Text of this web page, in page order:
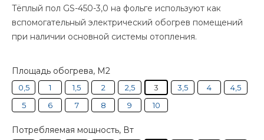
Тёплый пол GS-450-3,0 на фольге используют как
вспомогательный электрический обогрев помещений
при наличии основной системы отопления.
Площадь обогрева, М2
0,5 1 1,5 2 2,5 3 3,5 4
4,5
5
6 7 8 9 10
Потребляемая мощность, Вт